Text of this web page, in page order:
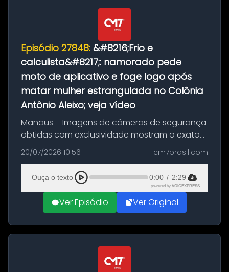
Episódio 27848: &#8216;Frio e
calculista&#8217;: namorado pede
moto de aplicativo e foge logo após
matar mulher estrangulada no Colônia
Antônio Aleixo; veja vídeo
Manaus – Imagens de câmeras de segurança
obtidas com exclusividade mostram o exato
momento da fuga do principal suspeito da
morte de Larissa Araújo, de 28 anos. O crime
ocorreu na noite deste último d...
20/07/2026 10:56 cm7brasil.com
Ouça o texto 0:00 / 2:29
powered by VOICEXPRESS
Ver Episódio Ver Original